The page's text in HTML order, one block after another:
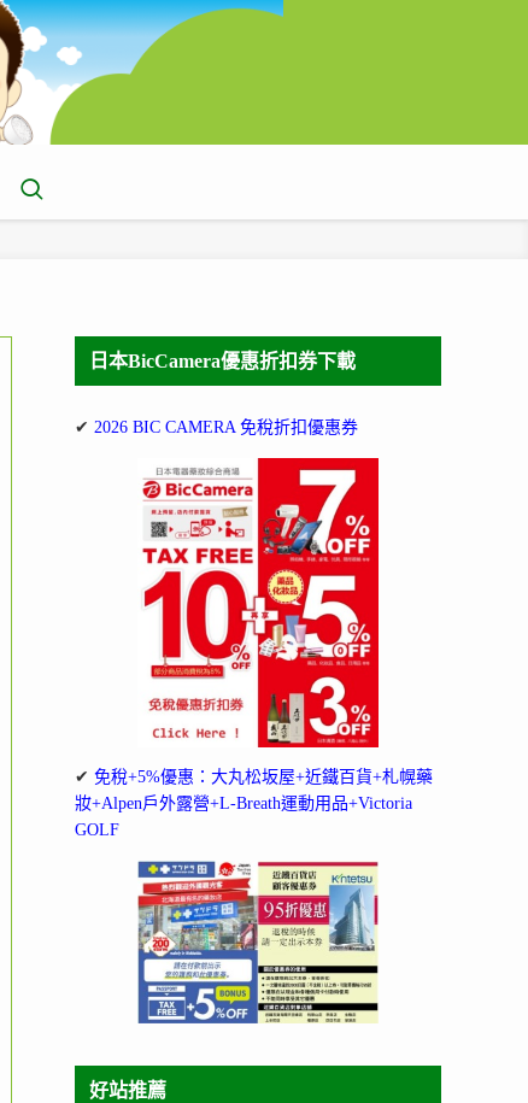
日本BicCamera優惠折扣券下載
✔ 2026 BIC CAMERA 免稅折扣優惠券
✔ 免稅+5%優惠：大丸松坂屋+近鐵百貨+札幌藥
妝+Alpen戶外露營+L-Breath運動用品+Victoria
GOLF
好站推薦